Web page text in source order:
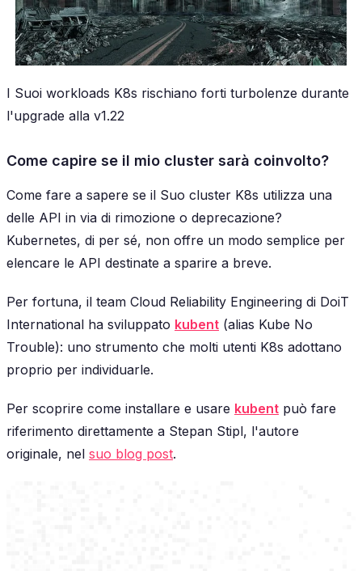
I Suoi workloads K8s rischiano forti turbolenze durante
l'upgrade alla v1.22
Come capire se il mio cluster sarà coinvolto?
Come fare a sapere se il Suo cluster K8s utilizza una
delle API in via di rimozione o deprecazione?
Kubernetes, di per sé, non offre un modo semplice per
elencare le API destinate a sparire a breve.
Per fortuna, il team Cloud Reliability Engineering di DoiT
International ha sviluppato kubent (alias Kube No
Trouble): uno strumento che molti utenti K8s adottano
proprio per individuarle.
Per scoprire come installare e usare kubent può fare
riferimento direttamente a Stepan Stipl, l'autore
originale, nel suo blog post.